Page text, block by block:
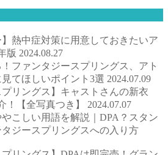
】熱中症対策に用意しておきたいア
版 2024.08.27
ファンタジースプリングス、アト
てほしいポイント3選 2024.07.09
プリングス】キャストさんの新衣
！【全写真つき】 2024.07.07
やこしい用語を解説｜DPA？スタン
ジースプリングスへの入り方